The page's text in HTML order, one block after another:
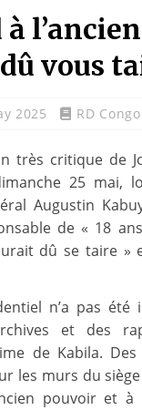
à
vous
2025 RD Congo
très critique de
25 mai,
Augustin
de « 18
dû se taire
n’a pas été
et des
de Kabila.
les murs du
pouvoir et à